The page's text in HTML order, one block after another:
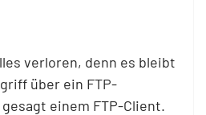
verloren, denn es bleibt
über ein FTP-
einem FTP-Client.